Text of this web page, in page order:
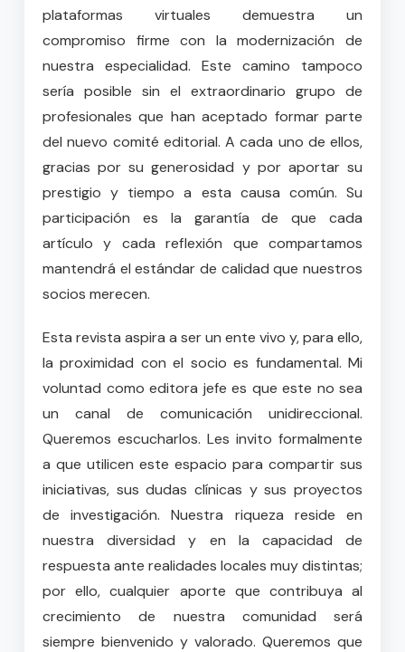
plataformas virtuales demuestra un
compromiso firme con la modernización de
nuestra especialidad. Este camino tampoco
sería posible sin el extraordinario grupo de
profesionales que han aceptado formar parte
del nuevo comité editorial. A cada uno de ellos,
gracias por su generosidad y por aportar su
prestigio y tiempo a esta causa común. Su
participación es la garantía de que cada
artículo y cada reflexión que compartamos
mantendrá el estándar de calidad que nuestros
socios merecen.
Esta revista aspira a ser un ente vivo y, para ello,
la proximidad con el socio es fundamental. Mi
voluntad como editora jefe es que este no sea
un canal de comunicación unidireccional.
Queremos escucharlos. Les invito formalmente
a que utilicen este espacio para compartir sus
iniciativas, sus dudas clínicas y sus proyectos
de investigación. Nuestra riqueza reside en
nuestra diversidad y en la capacidad de
respuesta ante realidades locales muy distintas;
por ello, cualquier aporte que contribuya al
crecimiento de nuestra comunidad será
siempre bienvenido y valorado. Queremos que